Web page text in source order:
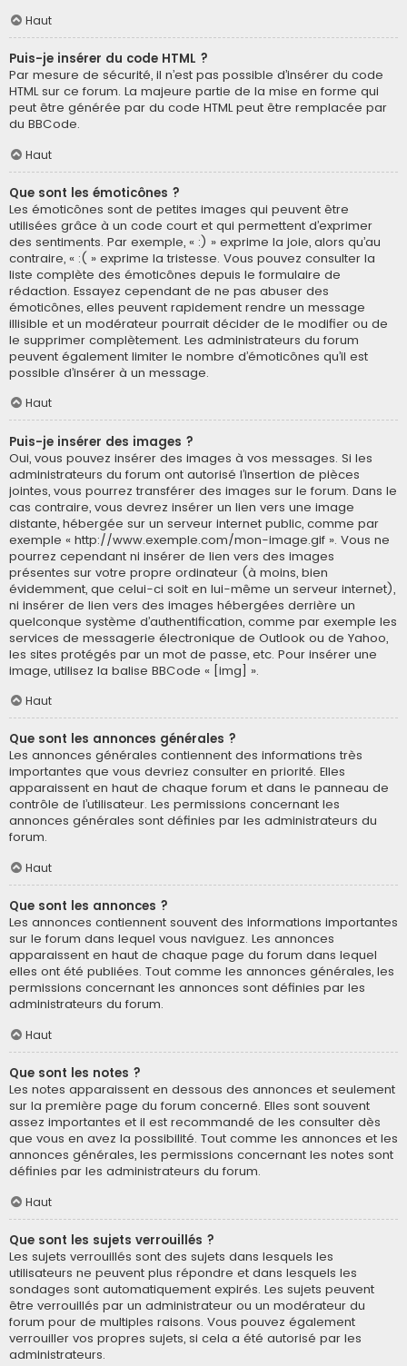
Haut
Puis-je insérer du code HTML ?
Par mesure de sécurité, il n’est pas possible d’insérer du code
HTML sur ce forum. La majeure partie de la mise en forme qui
peut être générée par du code HTML peut être remplacée par
du BBCode.
Haut
Que sont les émoticônes ?
Les émoticônes sont de petites images qui peuvent être
utilisées grâce à un code court et qui permettent d’exprimer
des sentiments. Par exemple, « :) » exprime la joie, alors qu’au
contraire, « :( » exprime la tristesse. Vous pouvez consulter la
liste complète des émoticônes depuis le formulaire de
rédaction. Essayez cependant de ne pas abuser des
émoticônes, elles peuvent rapidement rendre un message
illisible et un modérateur pourrait décider de le modifier ou de
le supprimer complètement. Les administrateurs du forum
peuvent également limiter le nombre d’émoticônes qu’il est
possible d’insérer à un message.
Haut
Puis-je insérer des images ?
Oui, vous pouvez insérer des images à vos messages. Si les
administrateurs du forum ont autorisé l’insertion de pièces
jointes, vous pourrez transférer des images sur le forum. Dans le
cas contraire, vous devrez insérer un lien vers une image
distante, hébergée sur un serveur internet public, comme par
exemple « http://www.exemple.com/mon-image.gif ». Vous ne
pourrez cependant ni insérer de lien vers des images
présentes sur votre propre ordinateur (à moins, bien
évidemment, que celui-ci soit en lui-même un serveur internet),
ni insérer de lien vers des images hébergées derrière un
quelconque système d’authentification, comme par exemple les
services de messagerie électronique de Outlook ou de Yahoo,
les sites protégés par un mot de passe, etc. Pour insérer une
image, utilisez la balise BBCode « [img] ».
Haut
Que sont les annonces générales ?
Les annonces générales contiennent des informations très
importantes que vous devriez consulter en priorité. Elles
apparaissent en haut de chaque forum et dans le panneau de
contrôle de l’utilisateur. Les permissions concernant les
annonces générales sont définies par les administrateurs du
forum.
Haut
Que sont les annonces ?
Les annonces contiennent souvent des informations importantes
sur le forum dans lequel vous naviguez. Les annonces
apparaissent en haut de chaque page du forum dans lequel
elles ont été publiées. Tout comme les annonces générales, les
permissions concernant les annonces sont définies par les
administrateurs du forum.
Haut
Que sont les notes ?
Les notes apparaissent en dessous des annonces et seulement
sur la première page du forum concerné. Elles sont souvent
assez importantes et il est recommandé de les consulter dès
que vous en avez la possibilité. Tout comme les annonces et les
annonces générales, les permissions concernant les notes sont
définies par les administrateurs du forum.
Haut
Que sont les sujets verrouillés ?
Les sujets verrouillés sont des sujets dans lesquels les
utilisateurs ne peuvent plus répondre et dans lesquels les
sondages sont automatiquement expirés. Les sujets peuvent
être verrouillés par un administrateur ou un modérateur du
forum pour de multiples raisons. Vous pouvez également
verrouiller vos propres sujets, si cela a été autorisé par les
administrateurs.